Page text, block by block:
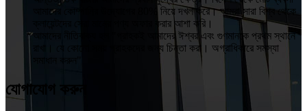
আমাদের কোম্পানির উদ্যোগের 80% নিয়ে দখল করে। আমরা সারা বিশ্ব থেকে
ক্লায়েন্টদের সেরা মানের পণ্য অফার করার আশা করি।
আমাদের নীতিবাক্য হল "গ্রাহকই আমাদের ঈশ্বর এবং গুণমানকে প্রথম স্থানে
রাখা। যে কোনো সময় গ্রাহকদের জন্য চিন্তা করা। অগ্রাধিকারে সমস্যা
যোগাযোগ করুন